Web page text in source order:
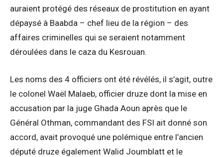
auraient protégé des réseaux de prostitution en ayant
dépaysé à Baabda – chef lieu de la région – des
affaires criminelles qui se seraient notamment
déroulées dans le caza du Kesrouan.
Les noms des 4 officiers ont été révélés, il s’agit, outre
le colonel Waël Malaeb, officier druze dont la mise en
accusation par la juge Ghada Aoun après que le
Général Othman, commandant des FSI ait donné son
accord, avait provoqué une polémique entre l’ancien
député druze également Walid Joumblatt et le